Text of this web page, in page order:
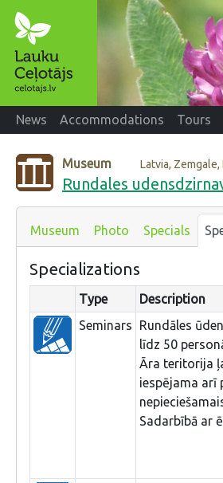
News Accommodations Tours
Museum Latvia,
Rundales
Museum Photo Specials
Specializations
Type
Description
Seminars
Rundāles
līdz 50
Āra teritorija
iespējama arī
Sadarbībā ar